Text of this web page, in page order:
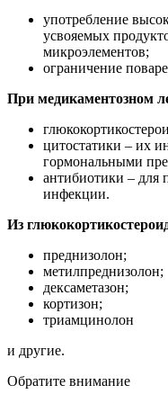
употребление
усвояемых
микроэлементов;
ограничение
При медикаментозном
цитостатики – их
гормональными
антибиотики – для
инфекции.
Из
преднизолон;
метилпреднизолон;
дексаметазон;
кортизон;
триамцинолон
и другие.
Обратите внимание